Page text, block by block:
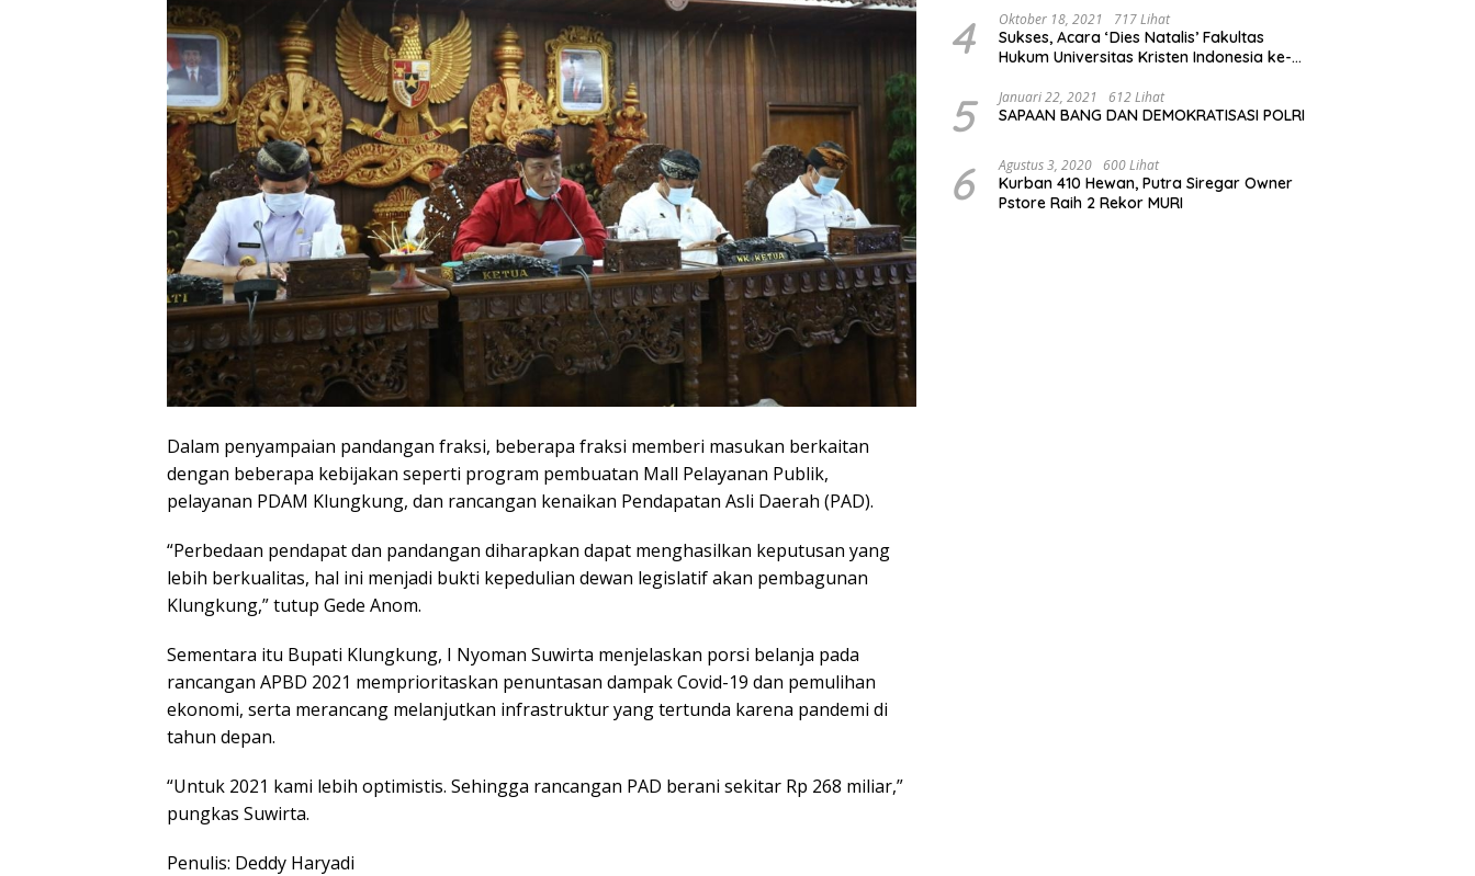
Dalam penyampaian pandangan fraksi, beberapa fraksi memberi masukan berkaitan
dengan beberapa kebijakan seperti program pembuatan Mall Pelayanan Publik,
pelayanan PDAM Klungkung, dan rancangan kenaikan Pendapatan Asli Daerah (PAD).
“Perbedaan pendapat dan pandangan diharapkan dapat menghasilkan keputusan yang
lebih berkualitas, hal ini menjadi bukti kepedulian dewan legislatif akan pembagunan
Klungkung,” tutup Gede Anom.
Sementara itu Bupati Klungkung, I Nyoman Suwirta menjelaskan porsi belanja pada
rancangan APBD 2021 memprioritaskan penuntasan dampak Covid-19 dan pemulihan
ekonomi, serta merancang melanjutkan infrastruktur yang tertunda karena pandemi di
tahun depan.
“Untuk 2021 kami lebih optimistis. Sehingga rancangan PAD berani sekitar Rp 268 miliar,”
pungkas Suwirta.
Penulis: Deddy Haryadi
4 Oktober 18, 2021 717 Lihat
Sukses, Acara ‘Dies Natalis’ Fakultas
Hukum Universitas Kristen Indonesia ke-
5 Januari 22, 2021 612 Lihat
SAPAAN BANG DAN DEMOKRATISASI POLRI
6 Agustus 3, 2020 600 Lihat
Kurban 410 Hewan, Putra Siregar Owner
Pstore Raih 2 Rekor MURI